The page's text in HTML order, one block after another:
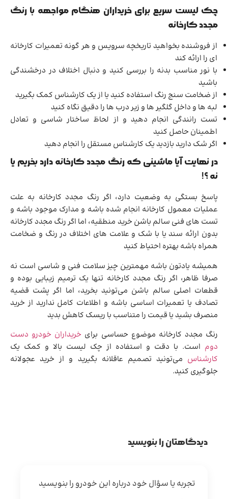
چک لیست سریع برای خریداران هنگام مواجهه با رنگ
مجدد کارخانه
از فروشنده بخواهید تاریخچه سرویس و هر گونه تعمیرات کارخانه
ای را ارائه کند
با نور مناسب بدنه را بررسی کنید و دنبال اختلاف در درخشندگی
باشید
از ضخامت سنج رنگ استفاده کنید یا از یک کارشناس کمک بگیرید
لبه ها و داخل گلگیر ها و زیر درب ها را دقیق نگاه کنید
تست رانندگی انجام دهید و از لحاظ ساختار شاسی و تعادل
اطمینان حاصل کنید
اگر شک دارید بازدید یک کارشناس مستقل را انجام دهید
در نهایت آیا ماشینی که رنگ مجدد کارخانه دارد بخریم یا
نه ؟!
پاسخ بستگی به وضعیت دارد، اگر رنگ مجدد کارخانه به علت
عملیات معمول کارخانه انجام شده باشه و مدارک موجود باشه و
تست های فنی سالم باشن خرید منطقیه، اما اگر رنگ مجدد کارخانه
بدون ارائه سند یا با شک و علامت های اختلاف در رنگ و ضخامت
همراه باشه بهتره احتیاط کنید
همیشه یادتون باشه مهمترین چیز سلامت فنی و شاسی است نه
صرفا ظاهر، اگر رنگ مجدد کارخانه تنها یک ترمیم زیبایی بوده و
قطعات اصلی سالم باشن می‌تونید بخرید، اما اگر پشت قضیه
تصادف یا تعمیرات اساسی باشه و اطلاعات کامل ندارید از خرید
منصرف بشید یا قیمت را متناسب با ریسک کاهش بدید
رنگ مجدد کارخانه موضوع حساسی برای خریداران خودرو دست
دوم است. با دقت و استفاده از چک لیست بالا و کمک یک
کارشناس می‌تونید تصمیم عاقلانه بگیرید و از خرید عجولانه
جلوگیری کنید.
دیدگاهتان را بنویسید
تجربه یا سؤال خود درباره این خودرو را بنویسید